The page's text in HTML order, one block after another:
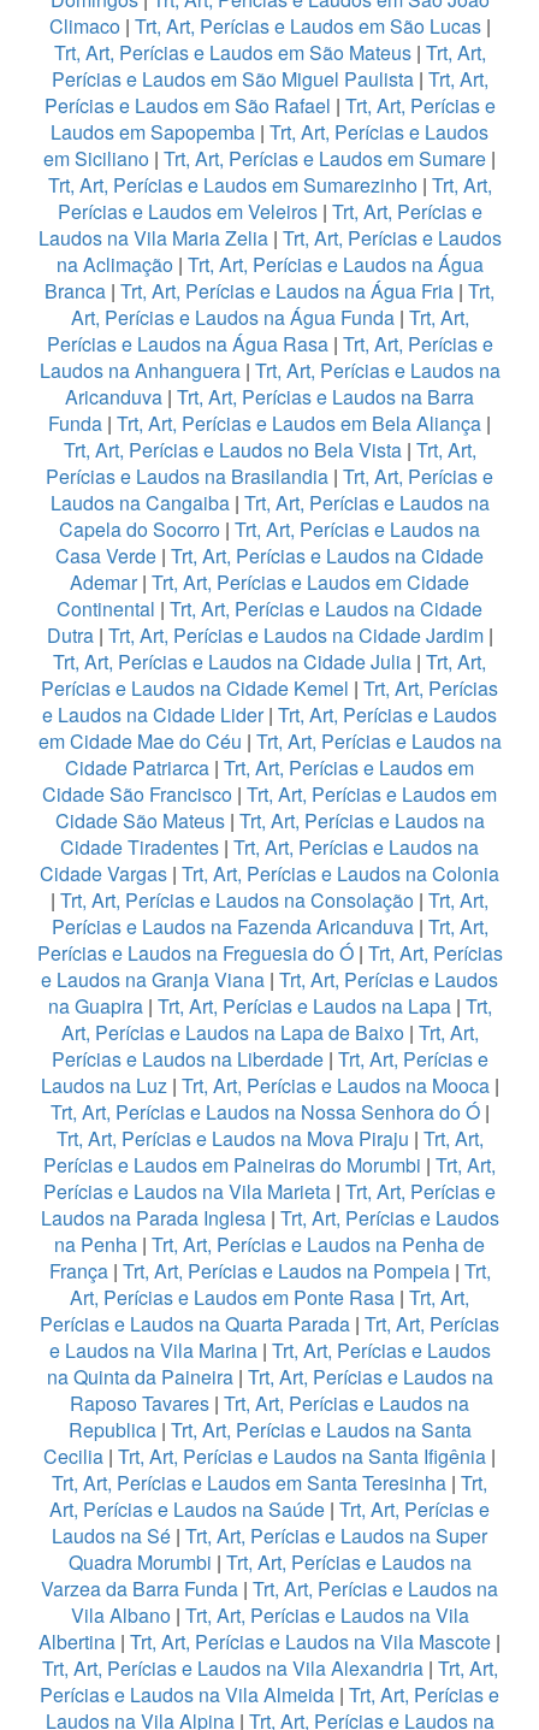
Climaco| Trt, Art, Perícias e Laudos em São Lucas|
Trt, Art, Perícias e Laudos em São Mateus | Trt, Art,
Perícias e Laudos em São Miguel Paulista| Trt, Art,
Perícias e Laudos em São Rafael | Trt, Art, Perícias e
Laudos em Sapopemba | Trt, Art, Perícias e Laudos
em Siciliano | Trt, Art, Perícias e Laudos em Sumare |
Trt, Art, Perícias e Laudos em Sumarezinho| Trt, Art,
Perícias e Laudos em Veleiros| Trt, Art, Perícias e
Laudos na Vila Maria Zelia| Trt, Art, Perícias e Laudos
na Aclimação| Trt, Art, Perícias e Laudos na Água
Branca | Trt, Art, Perícias e Laudos na Água Fria | Trt,
Art, Perícias e Laudos na Água Funda| Trt, Art,
Perícias e Laudos na Água Rasa | Trt, Art, Perícias e
Laudos na Anhanguera| Trt, Art, Perícias e Laudos na
Aricanduva | Trt, Art, Perícias e Laudos na Barra
Funda | Trt, Art, Perícias e Laudos em Bela Aliança |
Trt, Art, Perícias e Laudos no Bela Vista| Trt, Art,
Perícias e Laudos na Brasilandia | Trt, Art, Perícias e
Laudos na Cangaiba| Trt, Art, Perícias e Laudos na
Capela do Socorro | Trt, Art, Perícias e Laudos na
Casa Verde | Trt, Art, Perícias e Laudos na Cidade
Ademar| Trt, Art, Perícias e Laudos em Cidade
Continental | Trt, Art, Perícias e Laudos na Cidade
Dutra | Trt, Art, Perícias e Laudos na Cidade Jardim|
Trt, Art, Perícias e Laudos na Cidade Julia | Trt, Art,
Perícias e Laudos na Cidade Kemel | Trt, Art, Perícias
e Laudos na Cidade Lider| Trt, Art, Perícias e Laudos
em Cidade Mae do Céu | Trt, Art, Perícias e Laudos na
Cidade Patriarca | Trt, Art, Perícias e Laudos em
Cidade São Francisco | Trt, Art, Perícias e Laudos em
Cidade São Mateus| Trt, Art, Perícias e Laudos na
Cidade Tiradentes | Trt, Art, Perícias e Laudos na
Cidade Vargas | Trt, Art, Perícias e Laudos na Colonia
| Trt, Art, Perícias e Laudos na Consolação | Trt, Art,
Perícias e Laudos na Fazenda Aricanduva| Trt, Art,
Perícias e Laudos na Freguesia do Ó| Trt, Art, Perícias
e Laudos na Granja Viana | Trt, Art, Perícias e Laudos
na Guapira| Trt, Art, Perícias e Laudos na Lapa| Trt,
Art, Perícias e Laudos na Lapa de Baixo | Trt, Art,
Perícias e Laudos na Liberdade | Trt, Art, Perícias e
Laudos na Luz| Trt, Art, Perícias e Laudos na Mooca|
Trt, Art, Perícias e Laudos na Nossa Senhora do Ó|
Trt, Art, Perícias e Laudos na Mova Piraju | Trt, Art,
Perícias e Laudos em Paineiras do Morumbi | Trt, Art,
Perícias e Laudos na Vila Marieta | Trt, Art, Perícias e
Laudos na Parada Inglesa | Trt, Art, Perícias e Laudos
na Penha | Trt, Art, Perícias e Laudos na Penha de
França | Trt, Art, Perícias e Laudos na Pompeia| Trt,
Art, Perícias e Laudos em Ponte Rasa | Trt, Art,
Perícias e Laudos na Quarta Parada | Trt, Art, Perícias
e Laudos na Vila Marina| Trt, Art, Perícias e Laudos
na Quinta da Paineira| Trt, Art, Perícias e Laudos na
Raposo Tavares | Trt, Art, Perícias e Laudos na
Republica| Trt, Art, Perícias e Laudos na Santa
Cecilia | Trt, Art, Perícias e Laudos na Santa Ifigênia |
Trt, Art, Perícias e Laudos em Santa Teresinha | Trt,
Art, Perícias e Laudos na Saúde | Trt, Art, Perícias e
Laudos na Sé | Trt, Art, Perícias e Laudos na Super
Quadra Morumbi | Trt, Art, Perícias e Laudos na
Varzea da Barra Funda | Trt, Art, Perícias e Laudos na
Vila Albano| Trt, Art, Perícias e Laudos na Vila
Albertina | Trt, Art, Perícias e Laudos na Vila Mascote |
Trt, Art, Perícias e Laudos na Vila Alexandria| Trt, Art,
Perícias e Laudos na Vila Almeida | Trt, Art, Perícias e
Laudos na Vila Alpina | Trt, Art, Perícias e Laudos na